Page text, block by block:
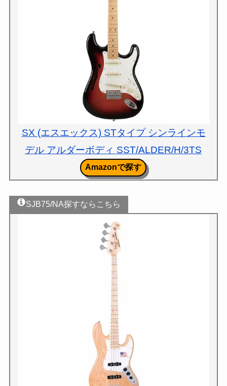
SX (エスエックス) STタイプ シンラインモ
デル アルダーボディ SST/ALDER/H/3TS
Amazonで探す
SJB75/NA探すならこちら